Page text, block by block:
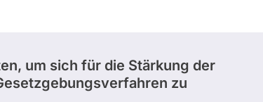
um sich für die Stärkung der
zu